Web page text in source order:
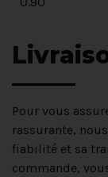
Pour vous
rassurante,
fiabilité et sa
commande,